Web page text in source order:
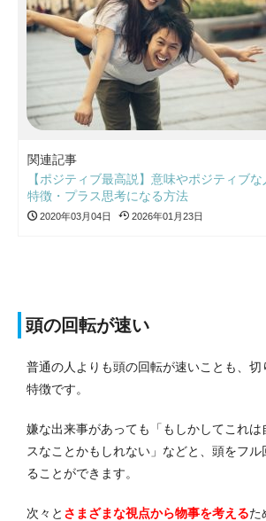
関連記事
【ポジティブ最高説】意味やポジティブな
特徴・プラス思考になる方法
2020年03月04日 2026年01月23日
頭の回転が速い
普通の人よりも頭の回転が速いことも、切
特徴です。
嫌な出来事があっても「もしかしてこれは
スなことかもしれない」などと、頭をフル
ることができます。
次々と さまざまな視点から物事を考えるた